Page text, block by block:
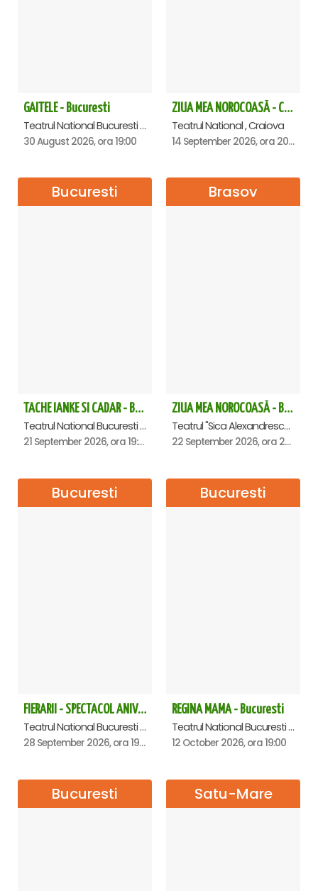
GAITELE - Bucuresti
Teatrul National Bucuresti - Sala Ion Caramitru, Bucuresti
30 August 2026, ora 19:00
ZIUA MEA NOROCOASĂ - Craiova
Teatrul National , Craiova
14 September 2026, ora 20:00
Bucuresti
TACHE IANKE SI CADAR - Bucuresti
Teatrul National Bucuresti - Sala Ion Caramitru, Bucuresti
21 September 2026, ora 19:00
Brasov
ZIUA MEA NOROCOASĂ - Brasov
Teatrul "Sica Alexandrescu" , Brasov
22 September 2026, ora 20:00
Bucuresti
FIERARII - SPECTACOL ANIVERSAR GEORGE MIHĂIȚĂ
Teatrul National Bucuresti - Sala Ion Caramitru, Bucuresti
28 September 2026, ora 19:00
Bucuresti
REGINA MAMA - Bucuresti
Teatrul National Bucuresti - Sala Ion Caramitru, Bucuresti
12 October 2026, ora 19:00
Bucuresti Satu-Mare